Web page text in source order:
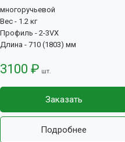
многоручьевой
Вес - 1.2 кг
Профиль - 2-3VX
Длина - 710 (1803) мм
3100 ₽ шт.
Заказать
Подробнее